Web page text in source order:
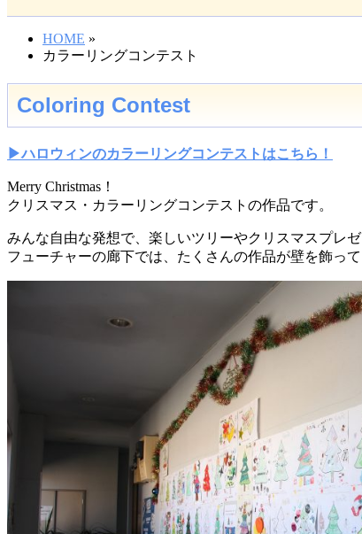
HOME »
カラーリングコンテスト
Coloring Contest
▶ハロウィンのカラーリングコンテストはこちら！
Merry Christmas！
クリスマス・カラーリングコンテストの作品です。
みんな自由な発想で、楽しいツリーやクリスマスプレ
フューチャーの廊下では、たくさんの作品が壁を飾って